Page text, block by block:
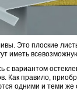
Это плоские
иметь
с вариантом
Как правило,
одними и теми же